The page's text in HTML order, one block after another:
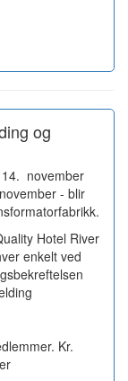
og
november
- blir
Hotel River
enkelt ved
Kr.